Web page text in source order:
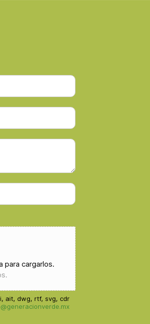
para cargarlos.
ait, dwg, rtf, svg, cdr